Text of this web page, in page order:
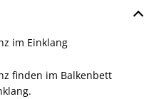
im Einklang
finden im Balkenbett